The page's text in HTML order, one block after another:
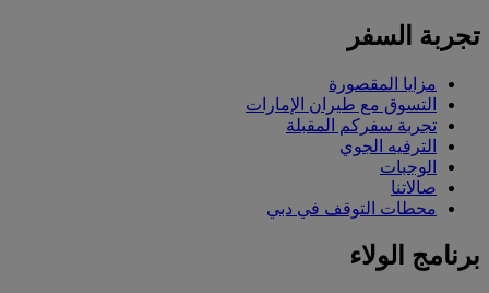
تجربة السفر
مزايا المقصورة
التسوق مع طيران الإمارات
تجربة سفركم المقبلة
الترفيه الجوي
الوجبات
صالاتنا
محطات التوقف في دبي
برنامج الولاء